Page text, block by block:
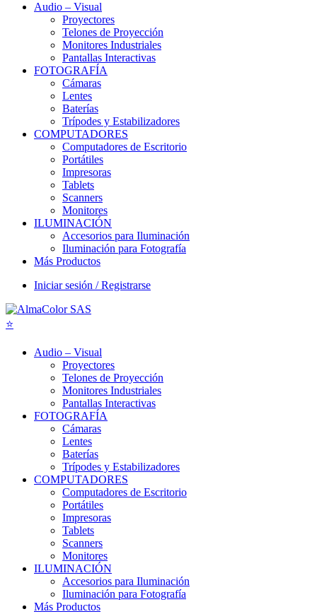
Audio – Visual
Proyectores
Telones de Proyección
Monitores Industriales
Pantallas Interactivas
FOTOGRAFÍA
Cámaras
Lentes
Baterías
Trípodes y Estabilizadores
COMPUTADORES
Computadores de Escritorio
Portátiles
Impresoras
Tablets
Scanners
Monitores
ILUMINACIÓN
Accesorios para Iluminación
Iluminación para Fotografía
Más Productos
Iniciar sesión / Registrarse
Audio – Visual
Proyectores
Telones de Proyección
Monitores Industriales
Pantallas Interactivas
FOTOGRAFÍA
Cámaras
Lentes
Baterías
Trípodes y Estabilizadores
COMPUTADORES
Computadores de Escritorio
Portátiles
Impresoras
Tablets
Scanners
Monitores
ILUMINACIÓN
Accesorios para Iluminación
Iluminación para Fotografía
Más Productos